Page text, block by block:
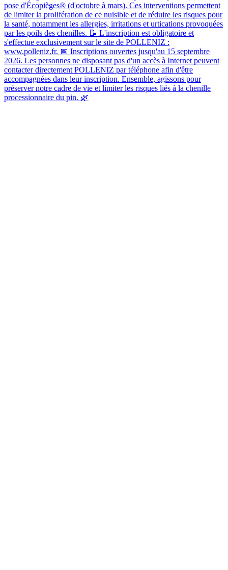
pose d'Écopièges® (d'octobre à mars). Ces interventions permettent
de limiter la prolifération de ce nuisible et de réduire les risques pour
la santé, notamment les allergies, irritations et urtications provoquées
par les poils des chenilles. 📝 L'inscription est obligatoire et
s'effectue exclusivement sur le site de POLLENIZ :
www.polleniz.fr. 📅 Inscriptions ouvertes jusqu'au 15 septembre
2026. Les personnes ne disposant pas d'un accès à Internet peuvent
contacter directement POLLENIZ par téléphone afin d'être
accompagnées dans leur inscription. Ensemble, agissons pour
préserver notre cadre de vie et limiter les risques liés à la chenille
processionnaire du pin. 🌿